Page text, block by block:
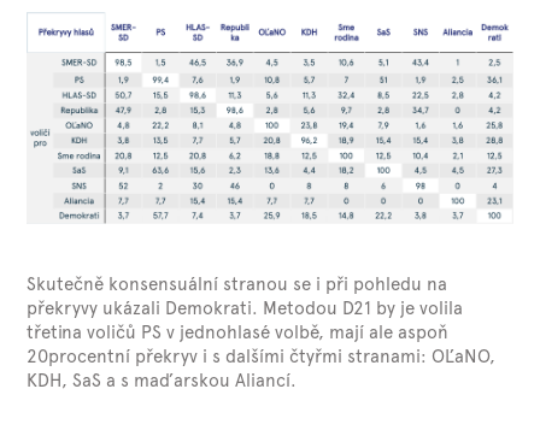
Skutečně konsensuální stranou se i při pohledu na
překryvy ukázali Demokrati. Metodou D21 by je volila
třetina voličů PS v jednohlasé volbě, mají ale aspoň
20procentní překryv i s dalšími čtyřmi stranami: OĽaNO,
KDH, SaS a s maďarskou Aliancí.